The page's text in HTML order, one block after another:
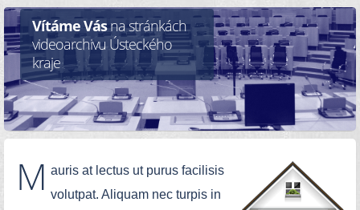
Vítáme Vásna stránkách
videoarchivu Ústeckého
kraje
M auris at lectus ut purus facilisis
volutpat. Aliquam nec turpis in